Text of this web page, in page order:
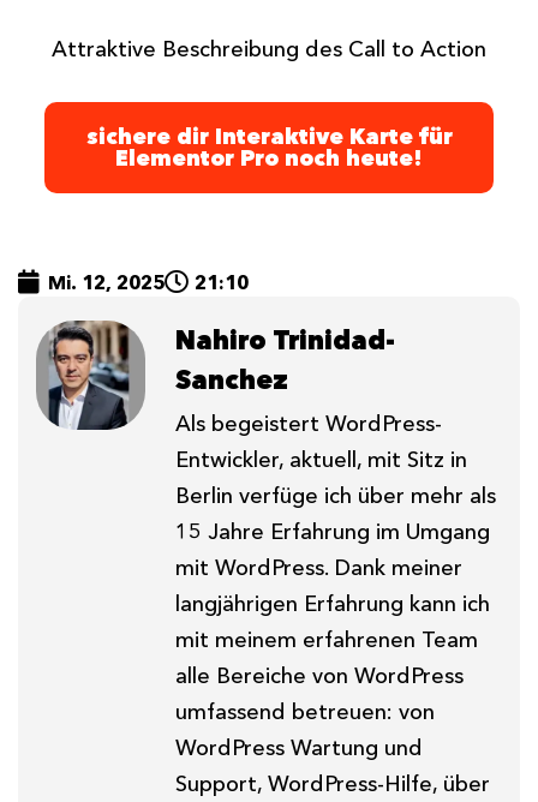
Attraktive Beschreibung des Call to Action
sichere dir Interaktive Karte für
Elementor Pro noch heute!
Mi. 12, 2025 21:10
Nahiro Trinidad-
Sanchez
Als begeistert WordPress-
Entwickler, aktuell, mit Sitz in
Berlin verfüge ich über mehr als
15 Jahre Erfahrung im Umgang
mit WordPress. Dank meiner
langjährigen Erfahrung kann ich
mit meinem erfahrenen Team
alle Bereiche von WordPress
umfassend betreuen: von
WordPress Wartung und
Support, WordPress-Hilfe, über